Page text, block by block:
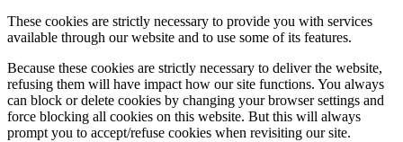
These cookies are strictly necessary to provide you with services
available through our website and to use some of its features.
Because these cookies are strictly necessary to deliver the website,
refusing them will have impact how our site functions. You always
can block or delete cookies by changing your browser settings and
force blocking all cookies on this website. But this will always
prompt you to accept/refuse cookies when revisiting our site.